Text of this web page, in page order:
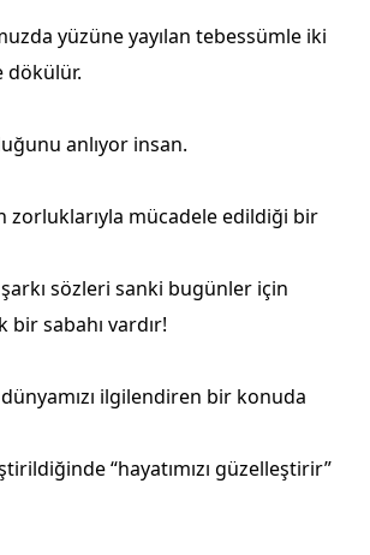
Gümüşhane
Mersin
İstanbul
yüzüne yayılan tebessümle iki
dökülür.
anlıyor insan.
zorluklarıyla mücadele edildiği bir
sözleri sanki bugünler için
bir sabahı vardır!
ilgilendiren bir konuda
“hayatımızı güzelleştirir”